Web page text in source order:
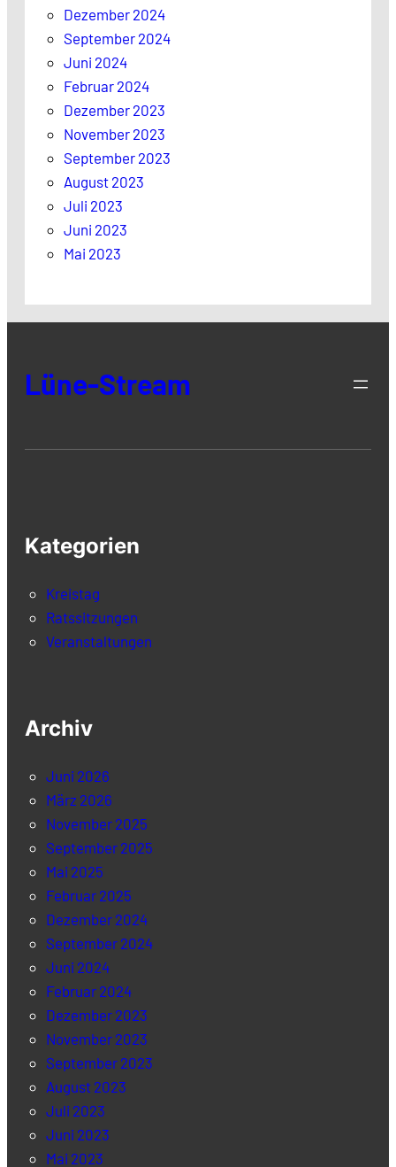
Dezember 2024
September 2024
Juni 2024
Februar 2024
Dezember 2023
November 2023
September 2023
August 2023
Juli 2023
Juni 2023
Mai 2023
Lüne-Stream
Kategorien
Kreistag
Ratssitzungen
Veranstaltungen
Archiv
Juni 2026
März 2026
November 2025
September 2025
Mai 2025
Februar 2025
Dezember 2024
September 2024
Juni 2024
Februar 2024
Dezember 2023
November 2023
September 2023
August 2023
Juli 2023
Juni 2023
Mai 2023